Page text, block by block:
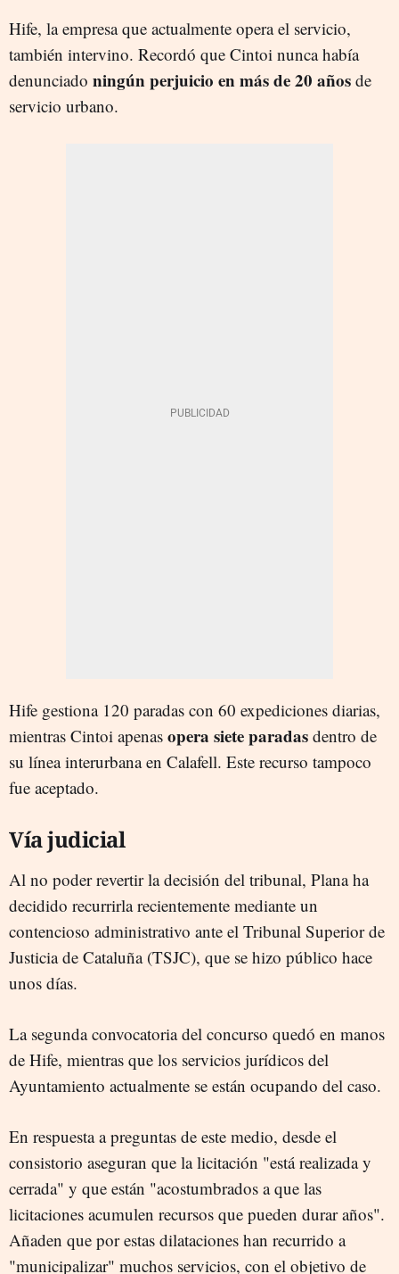
Hife, la empresa que actualmente opera el servicio,
también intervino. Recordó que Cintoi nunca había
denunciado ningún perjuicio en más de 20 años de
servicio urbano.
Hife gestiona 120 paradas con 60 expediciones diarias,
mientras Cintoi apenas opera siete paradas dentro de
su línea interurbana en Calafell. Este recurso tampoco
fue aceptado.
Vía judicial
Al no poder revertir la decisión del tribunal, Plana ha
decidido recurrirla recientemente mediante un
contencioso administrativo ante el Tribunal Superior de
Justicia de Cataluña (TSJC), que se hizo público hace
unos días.
La segunda convocatoria del concurso quedó en manos
de Hife, mientras que los servicios jurídicos del
Ayuntamiento actualmente se están ocupando del caso.
En respuesta a preguntas de este medio, desde el
consistorio aseguran que la licitación "está realizada y
cerrada" y que están "acostumbrados a que las
licitaciones acumulen recursos que pueden durar años".
Añaden que por estas dilataciones han recurrido a
"municipalizar" muchos servicios, con el objetivo de